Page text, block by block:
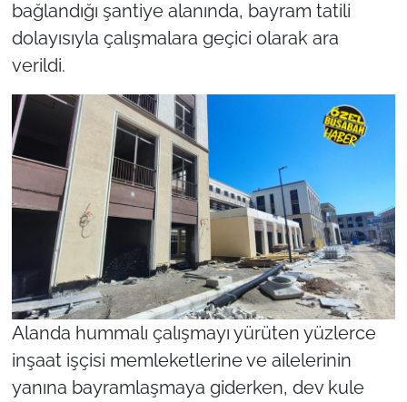
bağlandığı şantiye alanında, bayram tatili
dolayısıyla çalışmalara geçici olarak ara
verildi.
Alanda hummalı çalışmayı yürüten yüzlerce
inşaat işçisi memleketlerine ve ailelerinin
yanına bayramlaşmaya giderken, dev kule